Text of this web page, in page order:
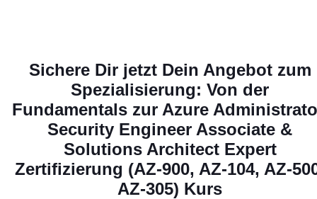
Sichere Dir jetzt Dein Angebot zum
Spezialisierung: Von der
Fundamentals zur Azure
Security Engineer Associate &
Solutions Architect Expert
Zertifizierung (AZ-900, AZ-104, AZ-
AZ-305) Kurs